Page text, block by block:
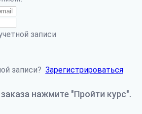
записи
записи? Зарегистрироваться
нажмите "Пройти курс".